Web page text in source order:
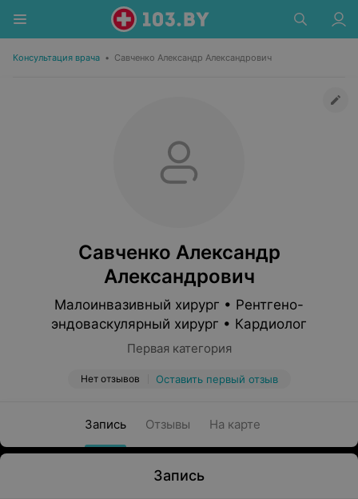
Консультация врача • Савченко Александр Александрович
Савченко Александр
Александрович
Малоинвазивный хирург • Рентгено-
эндоваскулярный хирург • Кардиолог
Первая категория
Нет отзывов Оставить первый отзыв
Запись Отзывы На карте
Запись